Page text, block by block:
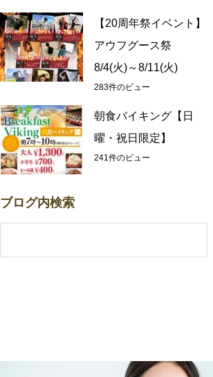
【20周年祭イベント】
アウフグース祭
8/4(火)～8/11(火)
283件のビュー
朝食バイキング【日
曜・祝日限定】
241件のビュー
ブログ内検索